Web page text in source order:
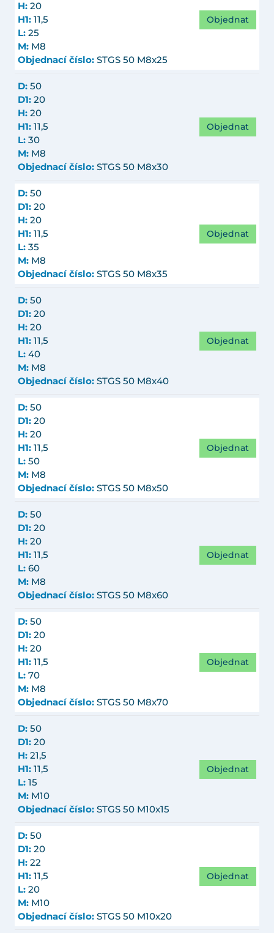
H: 20
H1: 11,5
L: 25
M: M8
Objednací číslo: STGS 50 M8x25
Objednat
D: 50
D1: 20
H: 20
H1: 11,5
L: 30
M: M8
Objednací číslo: STGS 50 M8x30
Objednat
D: 50
D1: 20
H: 20
H1: 11,5
L: 35
M: M8
Objednací číslo: STGS 50 M8x35
Objednat
D: 50
D1: 20
H: 20
H1: 11,5
L: 40
M: M8
Objednací číslo: STGS 50 M8x40
Objednat
D: 50
D1: 20
H: 20
H1: 11,5
L: 50
M: M8
Objednací číslo: STGS 50 M8x50
Objednat
D: 50
D1: 20
H: 20
H1: 11,5
L: 60
M: M8
Objednací číslo: STGS 50 M8x60
Objednat
D: 50
D1: 20
H: 20
H1: 11,5
L: 70
M: M8
Objednací číslo: STGS 50 M8x70
Objednat
D: 50
D1: 20
H: 21,5
H1: 11,5
L: 15
M: M10
Objednací číslo: STGS 50 M10x15
Objednat
D: 50
D1: 20
H: 22
H1: 11,5
L: 20
M: M10
Objednací číslo: STGS 50 M10x20
Objednat